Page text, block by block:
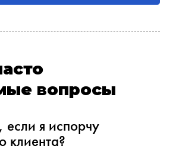
вопросы
если я испорчу
клиента?